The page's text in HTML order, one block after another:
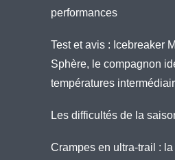
performances
Test et avis : Icebreaker
Sphère, le compagnon
températures
Les difficultés de la
Crampes en ultra-trail :